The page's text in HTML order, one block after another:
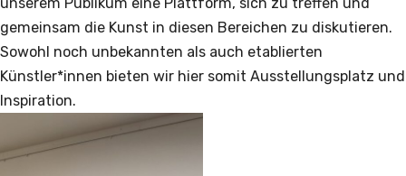
unserem Publikum eine Plattform, sich zu treffen und
gemeinsam die Kunst in diesen Bereichen zu diskutieren.
Sowohl noch unbekannten als auch etablierten
Künstler*innen bieten wir hier somit Ausstellungsplatz und
Inspiration.